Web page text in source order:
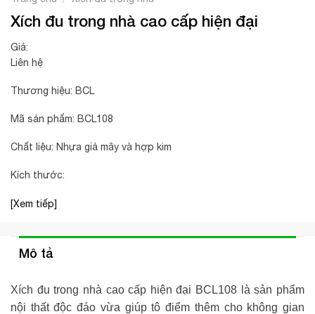
Xích đu trong nhà cao cấp hiện đại
Giá:
Liên hệ
Thương hiệu: BCL
Mã sản phẩm: BCL108
Chất liệu: Nhựa giả mây và hợp kim
Kích thước:
[Xem tiếp]
Mô tả
Xích đu trong nhà cao cấp hiện đại BCL108 là sản phẩm
nội thất độc đáo vừa giúp tô điểm thêm cho không gian